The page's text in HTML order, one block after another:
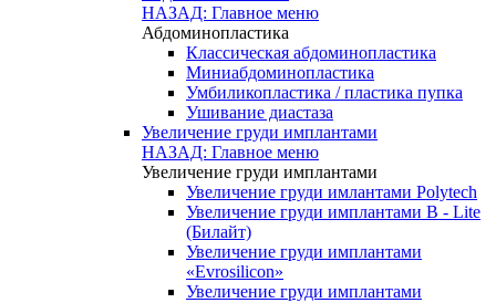
НАЗАД: Главное меню
Абдоминопластика
Классическая абдоминопластика
Миниабдоминопластика
Умбиликопластика / пластика пупка
Ушивание диастаза
Увеличение груди имплантами
НАЗАД: Главное меню
Увеличение груди имплантами
Увеличение груди имлантами Polytech
Увеличение груди имплантами B - Lite
(Билайт)
Увеличение груди имплантами
«Evrosilicon»
Увеличение груди имплантами